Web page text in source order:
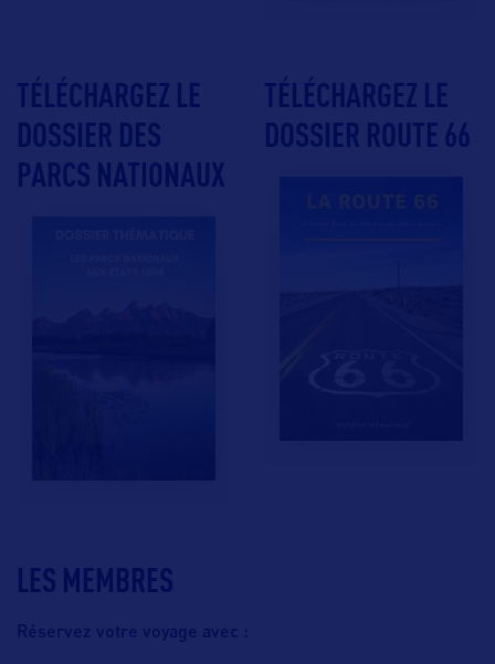
LES MEMBRES
Réservez votre voyage avec :
TÉLÉCHARGEZ LE
DOSSIER DES
PARCS NATIONAUX
TÉLÉCHARGEZ LE
DOSSIER ROUTE 66